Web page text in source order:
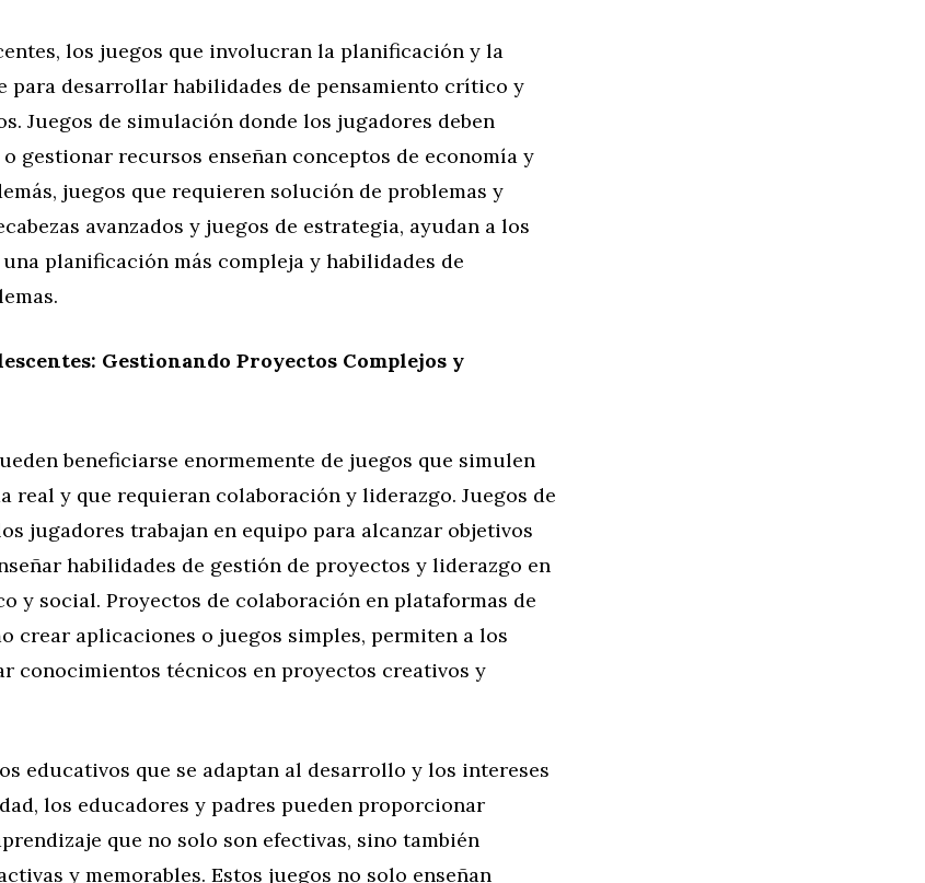
los juegos que involucran la planificación y la
para desarrollar habilidades de pensamiento crítico y
Juegos de simulación donde los jugadores deben
gestionar recursos enseñan conceptos de economía y
juegos que requieren solución de problemas y
avanzados y juegos de estrategia, ayudan a los
planificación más compleja y habilidades de
Gestionando Proyectos Complejos y
beneficiarse enormemente de juegos que simulen
real y que requieran colaboración y liderazgo. Juegos de
jugadores trabajan en equipo para alcanzar objetivos
habilidades de gestión de proyectos y liderazgo en
y social. Proyectos de colaboración en plataformas de
crear aplicaciones o juegos simples, permiten a los
conocimientos técnicos en proyectos creativos y
educativos que se adaptan al desarrollo y los intereses
los educadores y padres pueden proporcionar
que no solo son efectivas, sino también
y memorables. Estos juegos no solo enseñan